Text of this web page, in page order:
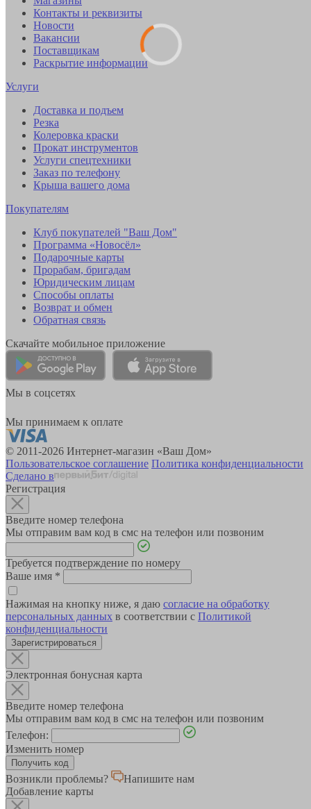
Контакты и реквизиты
Новости
Вакансии
Поставщикам
Раскрытие информации
Услуги
Доставка и подъем
Резка
Колеровка краски
Прокат инструментов
Услуги спецтехники
Заказ по телефону
Крыша вашего дома
Покупателям
Клуб покупателей "Ваш Дом"
Программа «Новосёл»
Подарочные карты
Прорабам, бригадам
Юридическим лицам
Способы оплаты
Возврат и обмен
Обратная связь
Скачайте мобильное приложение
Мы в соцсетях
Мы принимаем к оплате
© 2011-2026 Интернет-магазин «Ваш Дом»
Пользовательское соглашение Политика конфиденциальности
Сделано в
Регистрация
Введите номер телефона
Мы отправим вам код в смс на телефон или позвоним
Требуется подтверждение по номеру
Ваше имя *
Нажимая на кнопку ниже, я даю согласие на обработку
персональных данных в соответствии с Политикой
конфиденциальности
Зарегистрироваться
Электронная бонусная карта
Введите номер телефона
Мы отправим вам код в смс на телефон или позвоним
Телефон:
Изменить номер
Возникли проблемы?
Напишите нам
Добавление карты